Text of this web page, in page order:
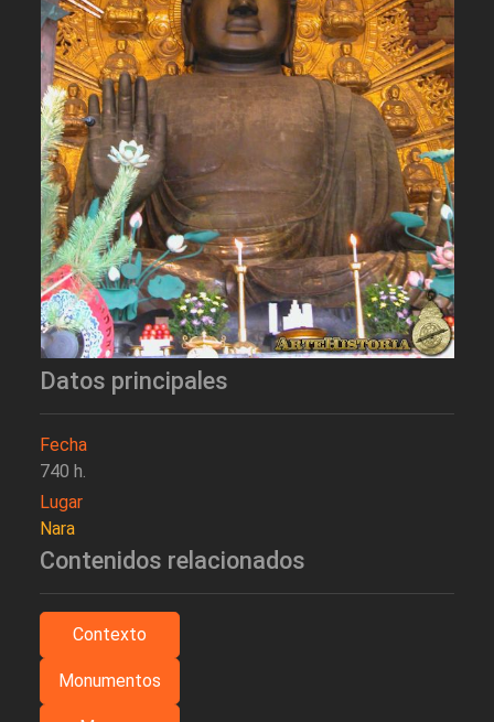
Datos principales
Fecha
740 h.
Lugar
Nara
Contenidos relacionados
Contexto
Monumentos